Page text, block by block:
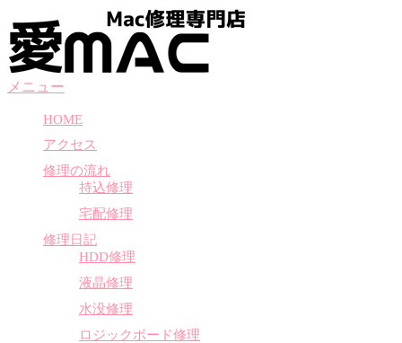
ン
テ
ン
ツ
メニュー
HOME
アクセス
修理の流れ
持込修理
宅配修理
修理日記
HDD修理
液晶修理
水没修理
ロジックボード修理